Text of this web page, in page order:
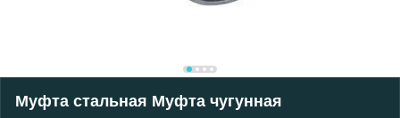
Муфта стальная Муфта чугунная